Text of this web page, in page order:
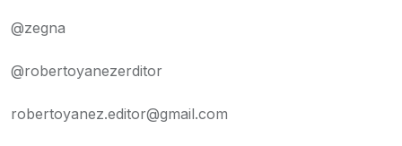
@zegna
@robertoyanezerditor
robertoyanez.editor@gmail.com